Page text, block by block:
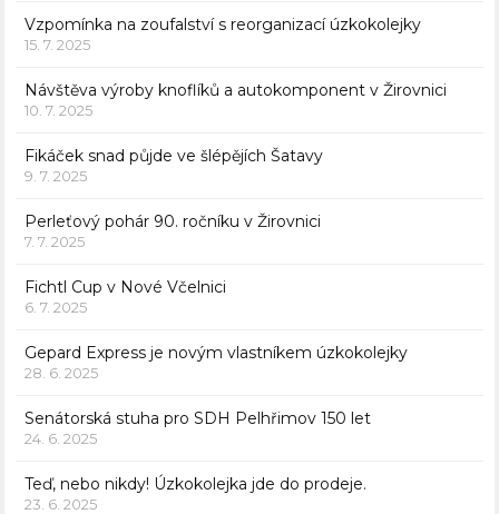
Vzpomínka na zoufalství s reorganizací úzkokolejky
15. 7. 2025
Návštěva výroby knoflíků a autokomponent v Žirovnici
10. 7. 2025
Fikáček snad půjde ve šlépějích Šatavy
9. 7. 2025
Perleťový pohár 90. ročníku v Žirovnici
7. 7. 2025
Fichtl Cup v Nové Včelnici
6. 7. 2025
Gepard Express je novým vlastníkem úzkokolejky
28. 6. 2025
Senátorská stuha pro SDH Pelhřimov 150 let
24. 6. 2025
Teď, nebo nikdy! Úzkokolejka jde do prodeje.
23. 6. 2025